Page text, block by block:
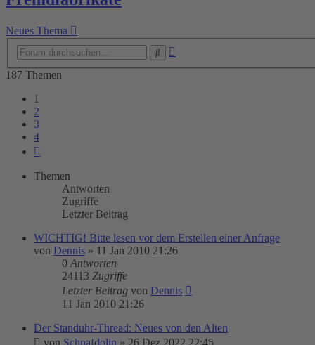
Neues Thema
187 Themen
1
2
3
4
Themen
Antworten
Zugriffe
Letzter Beitrag
WICHTIG! Bitte lesen vor dem Erstellen einer Anfrage
von Dennis » 11 Jan 2010 21:26
0 Antworten
24113 Zugriffe
Letzter Beitrag von Dennis
11 Jan 2010 21:26
Der Standuhr-Thread: Neues von den Alten
von Schnafdolin » 26 Dez 2022 22:45